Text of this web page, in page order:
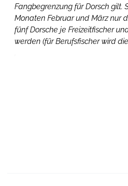
Fangbegrenzung für Dorsch gilt.
Monaten Februar und März nur
fünf Dorsche je Freizeitfischer
werden (für Berufsfischer wird